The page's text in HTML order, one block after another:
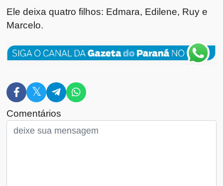
Ele deixa quatro filhos: Edmara, Edilene, Ruy e
Marcelo.
Comentários